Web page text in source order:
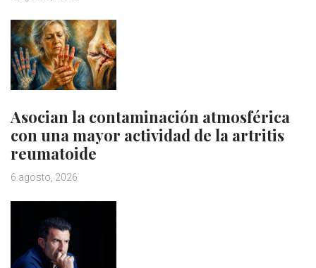
Asocian la contaminación atmosférica
con una mayor actividad de la artritis
reumatoide
6 agosto, 2026